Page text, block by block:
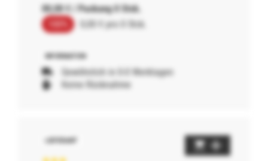
00,00 € / Packung 0 Stck.
0,00 € pro 0 Stck.
Gewöhnlich in 0-0 Werktagen
Keine Rücknahme